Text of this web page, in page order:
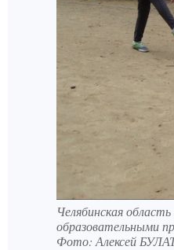
Челябинская
образовательными
Фото: Алексей